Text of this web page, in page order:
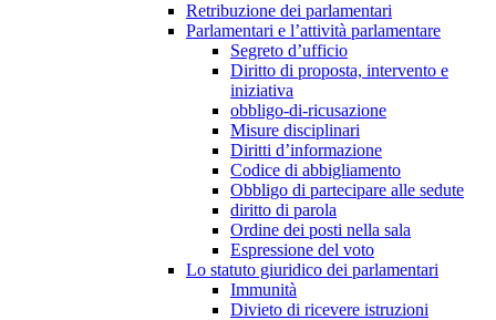
Retribuzione dei parlamentari
Parlamentari e l’attività parlamentare
Segreto d’ufficio
Diritto di proposta, intervento e
iniziativa
obbligo-di-ricusazione
Misure disciplinari
Diritti d’informazione
Codice di abbigliamento
Obbligo di partecipare alle sedute
diritto di parola
Ordine dei posti nella sala
Espressione del voto
Lo statuto giuridico dei parlamentari
Immunità
Divieto di ricevere istruzioni